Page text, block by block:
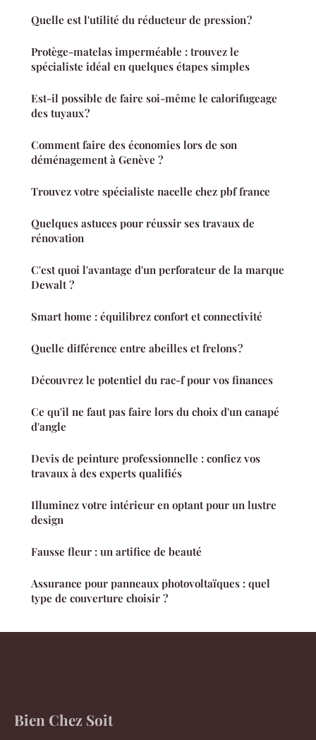
Quelle est l'utilité du réducteur de pression ?
Protège-matelas imperméable : trouvez le
spécialiste idéal en quelques étapes simples
Est-il possible de faire soi-même le calorifugeage
des tuyaux ?
Comment faire des économies lors de son
déménagement à Genève ?
Trouvez votre spécialiste nacelle chez pbf france
Quelques astuces pour réussir ses travaux de
rénovation
C'est quoi l'avantage d'un perforateur de la marque
Dewalt ?
Smart home : équilibrez confort et connectivité
Quelle différence entre abeilles et frelons ?
Découvrez le potentiel du rac-f pour vos finances
Ce qu'il ne faut pas faire lors du choix d'un canapé
d'angle
Devis de peinture professionnelle : confiez vos
travaux à des experts qualifiés
Illuminez votre intérieur en optant pour un lustre
design
Fausse fleur : un artifice de beauté
Assurance pour panneaux photovoltaïques : quel
type de couverture choisir ?
Bien Chez Soit